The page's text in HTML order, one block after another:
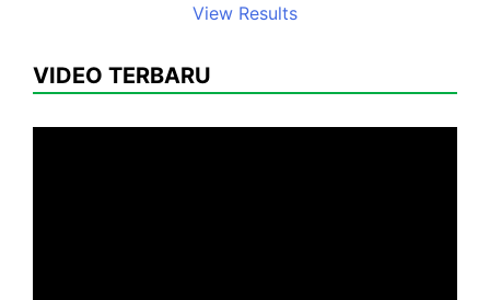
View Results
VIDEO TERBARU